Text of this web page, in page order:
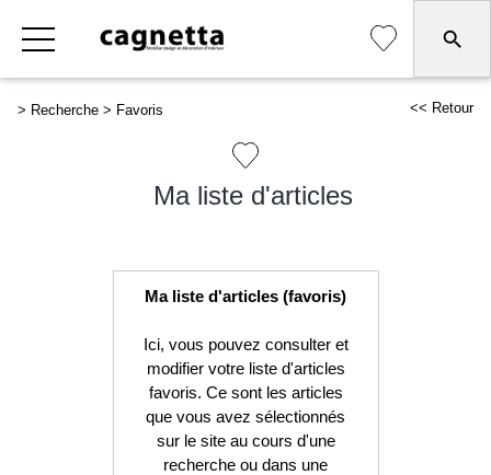
> Recherche > Favoris << Retour
Ma liste d'articles
Ma liste d'articles (favoris)
Ici, vous pouvez consulter et
modifier votre liste d'articles
favoris. Ce sont les articles
que vous avez sélectionnés
sur le site au cours d'une
recherche ou dans une